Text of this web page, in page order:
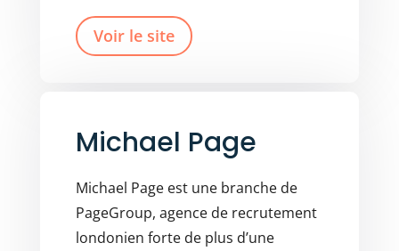
Voir le site
Michael Page
Michael Page est une branche de
PageGroup, agence de recrutement
londonien forte de plus d’une